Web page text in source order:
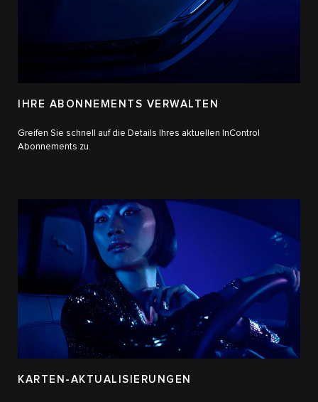
IHRE ABONNEMENTS VERWALTEN
Greifen Sie schnell auf die Details Ihres aktuellen InControl
Abonnements zu.
KARTEN-AKTUALISIERUNGEN